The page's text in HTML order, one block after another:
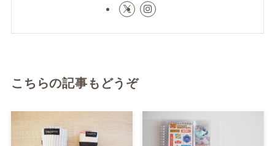
こちらの記事もどうぞ